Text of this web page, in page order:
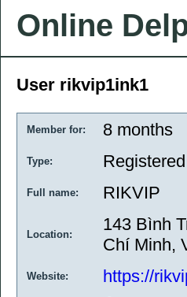
Online
User rikvip1ink1
Member for: 8 months
Type:
Full name: RIKVIP
Location:
143 Bình
Chí Minh,
Website: https://